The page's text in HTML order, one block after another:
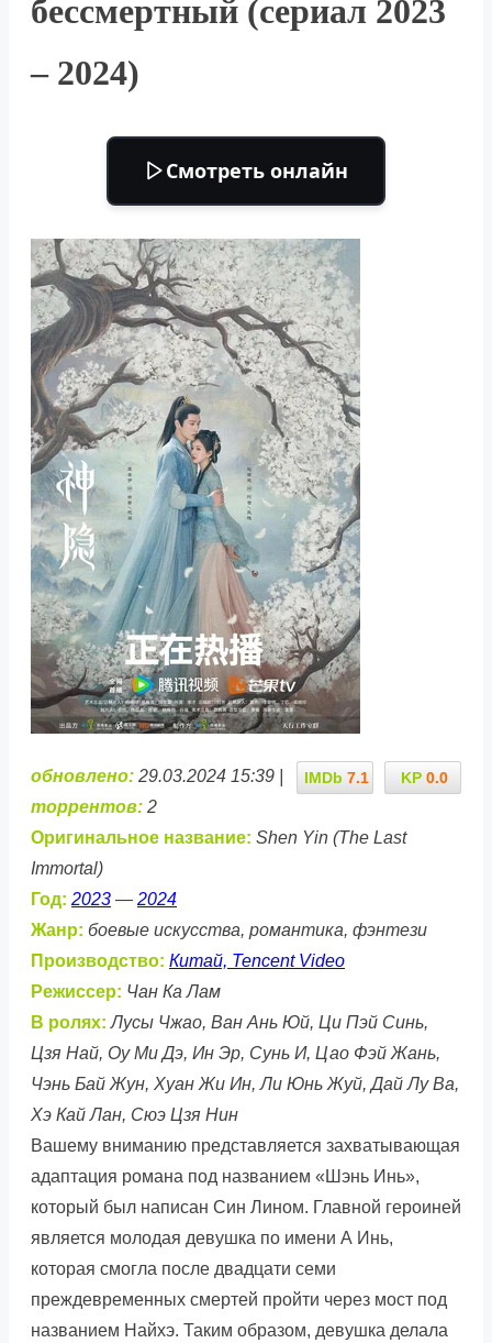
бессмертный (сериал 2023
– 2024)
Смотреть онлайн
KP 0.0
IMDb 7.1
обновлено: 29.03.2024 15:39 |
торрентов: 2
Оригинальное название: Shen Yin (The Last
Immortal)
Год: 2023 — 2024
Жанр: боевые искусства, романтика, фэнтези
Производство: Китай, Tencent Video
Режиссер: Чан Ка Лам
В ролях: Лусы Чжао, Ван Ань Юй, Ци Пэй Синь,
Цзя Най, Оу Ми Дэ, Ин Эр, Сунь И, Цао Фэй Жань,
Чэнь Бай Жун, Хуан Жи Ин, Ли Юнь Жуй, Дай Лу Ва,
Хэ Кай Лан, Сюэ Цзя Нин
Вашему вниманию представляется захватывающая
адаптация романа под названием «Шэнь Инь»,
который был написан Син Лином. Главной героиней
является молодая девушка по имени А Инь,
которая смогла после двадцати семи
преждевременных смертей пройти через мост под
названием Найхэ. Таким образом, девушка делала